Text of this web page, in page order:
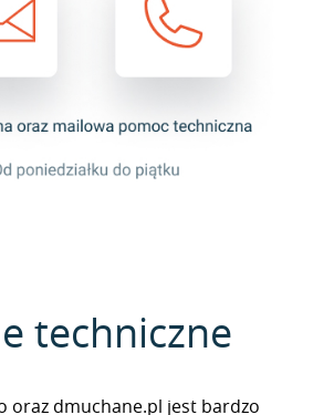
techniczne
oraz dmuchane.pl jest bardzo